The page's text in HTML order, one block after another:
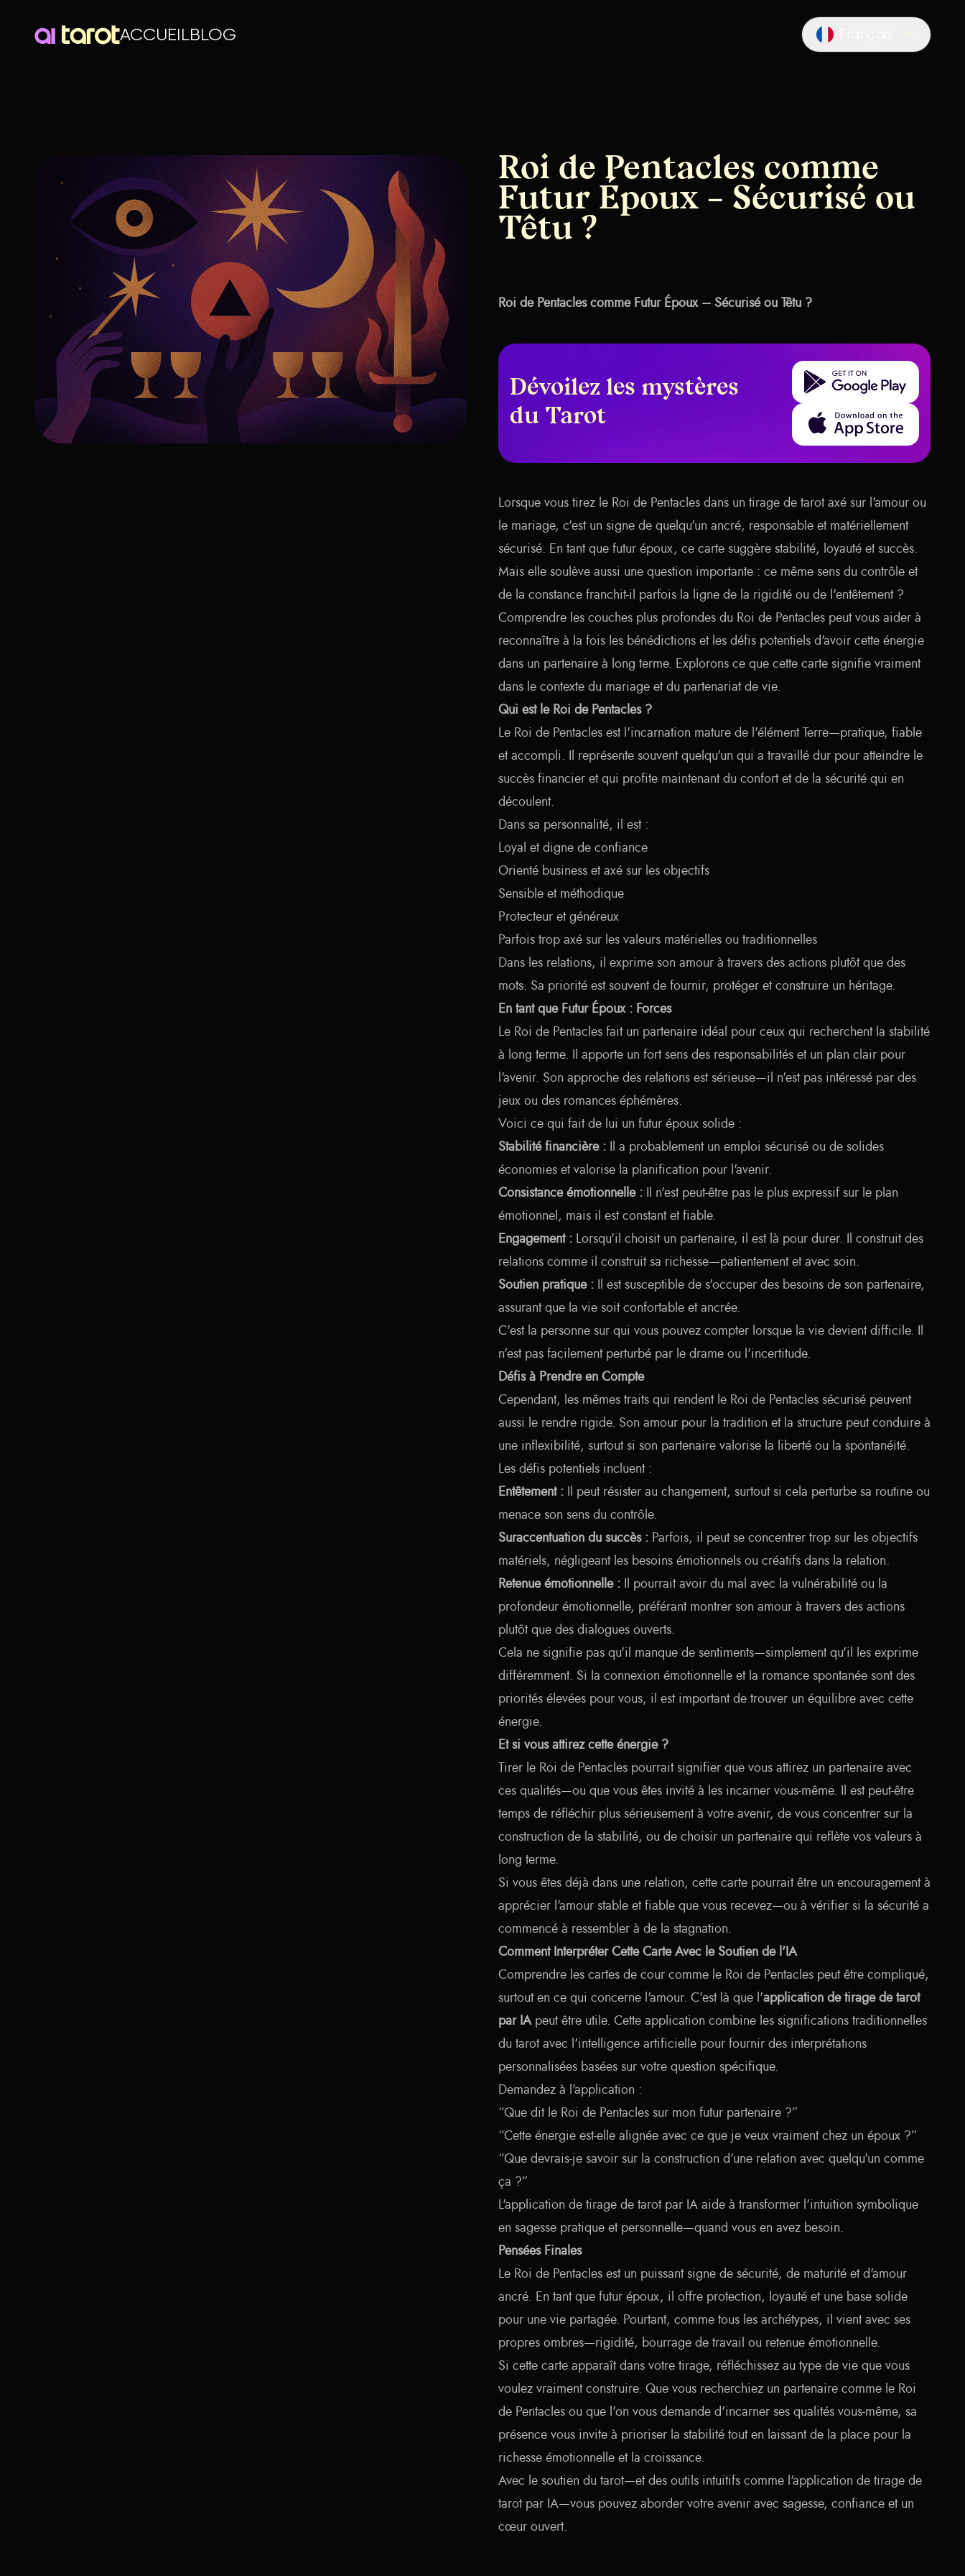
ACCUEILBLOG Locale switcher
Roi de Pentacles comme
Futur Époux – Sécurisé ou
Têtu ?
Roi de Pentacles comme Futur Époux – Sécurisé ou Têtu ?
Dévoilez les mystères
du Tarot
Get it on Google Play
Download on the App Store
Lorsque vous tirez le Roi de Pentacles dans un tirage de tarot axé sur l'amour ou
le mariage, c'est un signe de quelqu'un ancré, responsable et matériellement
sécurisé. En tant que futur époux, ce carte suggère stabilité, loyauté et succès.
Mais elle soulève aussi une question importante : ce même sens du contrôle et
de la constance franchit-il parfois la ligne de la rigidité ou de l'entêtement ?
Comprendre les couches plus profondes du Roi de Pentacles peut vous aider à
reconnaître à la fois les bénédictions et les défis potentiels d'avoir cette énergie
dans un partenaire à long terme. Explorons ce que cette carte signifie vraiment
dans le contexte du mariage et du partenariat de vie.
Qui est le Roi de Pentacles ?
Le Roi de Pentacles est l'incarnation mature de l'élément Terre—pratique, fiable
et accompli. Il représente souvent quelqu'un qui a travaillé dur pour atteindre le
succès financier et qui profite maintenant du confort et de la sécurité qui en
découlent.
Dans sa personnalité, il est :
Loyal et digne de confiance
Orienté business et axé sur les objectifs
Sensible et méthodique
Protecteur et généreux
Parfois trop axé sur les valeurs matérielles ou traditionnelles
Dans les relations, il exprime son amour à travers des actions plutôt que des
mots. Sa priorité est souvent de fournir, protéger et construire un héritage.
En tant que Futur Époux : Forces
Le Roi de Pentacles fait un partenaire idéal pour ceux qui recherchent la stabilité
à long terme. Il apporte un fort sens des responsabilités et un plan clair pour
l'avenir. Son approche des relations est sérieuse—il n'est pas intéressé par des
jeux ou des romances éphémères.
Voici ce qui fait de lui un futur époux solide :
Stabilité financière : Il a probablement un emploi sécurisé ou de solides
économies et valorise la planification pour l'avenir.
Consistance émotionnelle : Il n'est peut-être pas le plus expressif sur le plan
émotionnel, mais il est constant et fiable.
Engagement : Lorsqu'il choisit un partenaire, il est là pour durer. Il construit des
relations comme il construit sa richesse—patientement et avec soin.
Soutien pratique : Il est susceptible de s'occuper des besoins de son partenaire,
assurant que la vie soit confortable et ancrée.
C'est la personne sur qui vous pouvez compter lorsque la vie devient difficile. Il
n'est pas facilement perturbé par le drame ou l'incertitude.
Défis à Prendre en Compte
Cependant, les mêmes traits qui rendent le Roi de Pentacles sécurisé peuvent
aussi le rendre rigide. Son amour pour la tradition et la structure peut conduire à
une inflexibilité, surtout si son partenaire valorise la liberté ou la spontanéité.
Les défis potentiels incluent :
Entêtement : Il peut résister au changement, surtout si cela perturbe sa routine ou
menace son sens du contrôle.
Suraccentuation du succès : Parfois, il peut se concentrer trop sur les objectifs
matériels, négligeant les besoins émotionnels ou créatifs dans la relation.
Retenue émotionnelle : Il pourrait avoir du mal avec la vulnérabilité ou la
profondeur émotionnelle, préférant montrer son amour à travers des actions
plutôt que des dialogues ouverts.
Cela ne signifie pas qu'il manque de sentiments—simplement qu'il les exprime
différemment. Si la connexion émotionnelle et la romance spontanée sont des
priorités élevées pour vous, il est important de trouver un équilibre avec cette
énergie.
Et si vous attirez cette énergie ?
Tirer le Roi de Pentacles pourrait signifier que vous attirez un partenaire avec
ces qualités—ou que vous êtes invité à les incarner vous-même. Il est peut-être
temps de réfléchir plus sérieusement à votre avenir, de vous concentrer sur la
construction de la stabilité, ou de choisir un partenaire qui reflète vos valeurs à
long terme.
Si vous êtes déjà dans une relation, cette carte pourrait être un encouragement à
apprécier l'amour stable et fiable que vous recevez—ou à vérifier si la sécurité a
commencé à ressembler à de la stagnation.
Comment Interpréter Cette Carte Avec le Soutien de l'IA
Comprendre les cartes de cour comme le Roi de Pentacles peut être compliqué,
surtout en ce qui concerne l'amour. C'est là que l'application de tirage de tarot
par IApeut être utile. Cette application combine les significations traditionnelles
du tarot avec l'intelligence artificielle pour fournir des interprétations
personnalisées basées sur votre question spécifique.
Demandez à l'application :
“Que dit le Roi de Pentacles sur mon futur partenaire ?”
“Cette énergie est-elle alignée avec ce que je veux vraiment chez un époux ?”
“Que devrais-je savoir sur la construction d'une relation avec quelqu'un comme
ça ?”
L'application de tirage de tarot par IA aide à transformer l'intuition symbolique
en sagesse pratique et personnelle—quand vous en avez besoin.
Pensées Finales
Le Roi de Pentacles est un puissant signe de sécurité, de maturité et d'amour
ancré. En tant que futur époux, il offre protection, loyauté et une base solide
pour une vie partagée. Pourtant, comme tous les archétypes, il vient avec ses
propres ombres—rigidité, bourrage de travail ou retenue émotionnelle.
Si cette carte apparaît dans votre tirage, réfléchissez au type de vie que vous
voulez vraiment construire. Que vous recherchiez un partenaire comme le Roi
de Pentacles ou que l'on vous demande d'incarner ses qualités vous-même, sa
présence vous invite à prioriser la stabilité tout en laissant de la place pour la
richesse émotionnelle et la croissance.
Avec le soutien du tarot—et des outils intuitifs comme l'application de tirage de
tarot par IA—vous pouvez aborder votre avenir avec sagesse, confiance et un
cœur ouvert.